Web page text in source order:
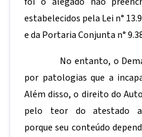
estabelecidos pela Lei n°
e da Portaria Conjunta n°
No entanto, o
por patologias que a
Além disso, o direito do
pelo teor do atestado
porque seu conteúdo